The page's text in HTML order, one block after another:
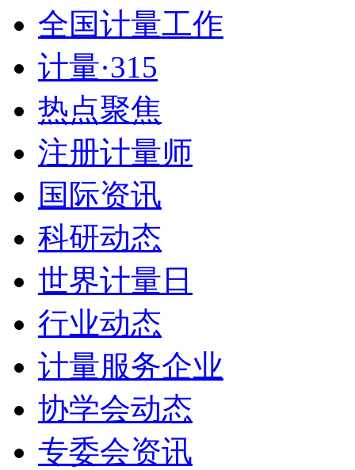
全国计量工作
计量·315
热点聚焦
注册计量师
国际资讯
科研动态
世界计量日
行业动态
计量服务企业
协学会动态
专委会资讯